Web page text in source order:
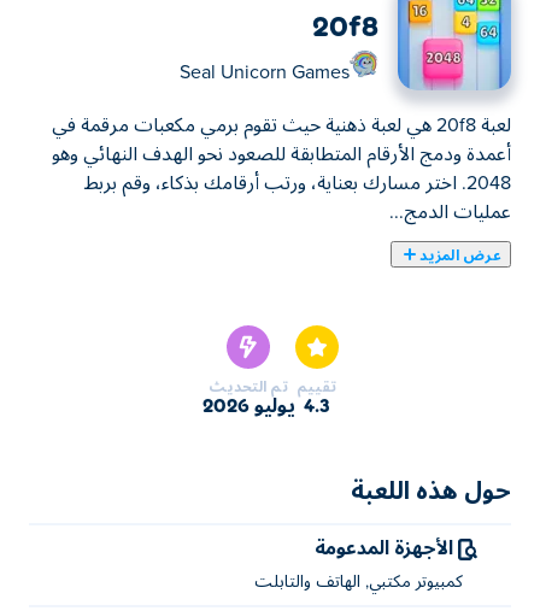
20f8
Seal Unicorn Games
لعبة 20f8 هي لعبة ذهنية حيث تقوم برمي مكعبات مرقمة في
أعمدة ودمج الأرقام المتطابقة للصعود نحو الهدف النهائي وهو
2048. اختر مسارك بعناية، ورتب أرقامك بذكاء، وقم بربط
عمليات الدمج...
عرض المزيد
2048. اختر مسارك بعناية، ورتب أرقامك بذكاء، وقم بربط
عمليات الدمج معًا قبل امتلاء الأعمدة. سهلة الفهم ولكنها صعبة
الإتقان للغاية - كل رمية مهمة. إلى أي مدى يمكنك الوصول في
كيف تلعب لعبة 20f8؟
من أنشأ 20f8؟
تقييم
4.3
تم التحديث
يوليو 2026
حول هذه اللعبة
الأجهزة المدعومة
كمبيوتر مكتبي, الهاتف والتابلت